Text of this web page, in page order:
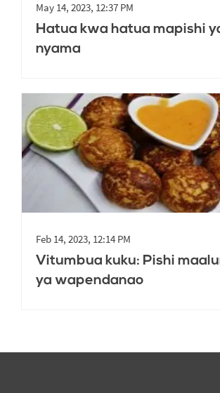
May 14, 2023, 12:37 PM
Hatua kwa hatua mapishi
nyama
Feb 14, 2023, 12:14 PM
Vitumbua kuku: Pishi
ya wapendanao